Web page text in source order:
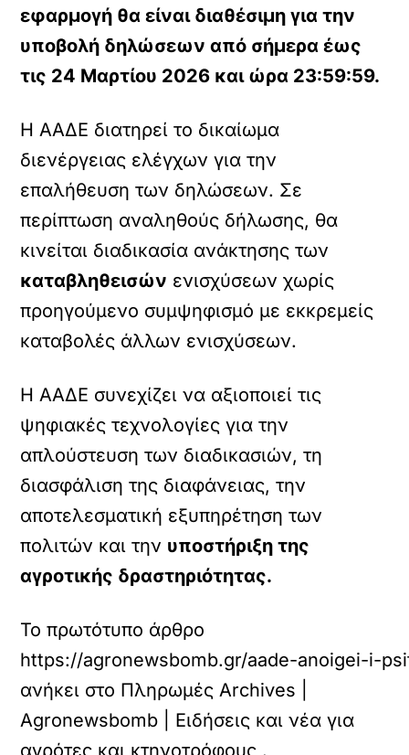
εφαρμογή θα είναι διαθέσιμη για την
υποβολή δηλώσεων από σήμερα έως
τις 24 Μαρτίου 2026 και ώρα 23:59:59.
Η ΑΑΔΕ διατηρεί το δικαίωμα
διενέργειας ελέγχων για την
επαλήθευση των δηλώσεων. Σε
περίπτωση αναληθούς δήλωσης, θα
κινείται διαδικασία ανάκτησης των
καταβληθεισών ενισχύσεων χωρίς
προηγούμενο συμψηφισμό με εκκρεμείς
καταβολές άλλων ενισχύσεων.
Η ΑΑΔΕ συνεχίζει να αξιοποιεί τις
ψηφιακές τεχνολογίες για την
απλούστευση των διαδικασιών, τη
διασφάλιση της διαφάνειας, την
αποτελεσματική εξυπηρέτηση των
πολιτών και την υποστήριξη της
αγροτικής δραστηριότητας.
Το πρωτότυπο άρθρο
https://agronewsbomb.gr/aade-anoigei-i-
ανήκει στο Πληρωμές Archives |
Agronewsbomb | Ειδήσεις και νέα για
αγρότες και κτηνοτρόφους .